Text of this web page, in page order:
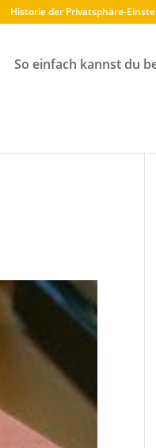
Historie der Privatsphäre-
So einfach kannst du